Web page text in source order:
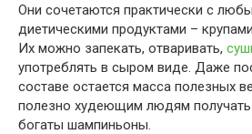
Они сочетаются практически с
диетическими продуктами –
Их можно запекать, отваривать,
употреблять в сыром виде. Даже
составе остается масса полезных
полезно худеющим людям
богаты шампиньоны.